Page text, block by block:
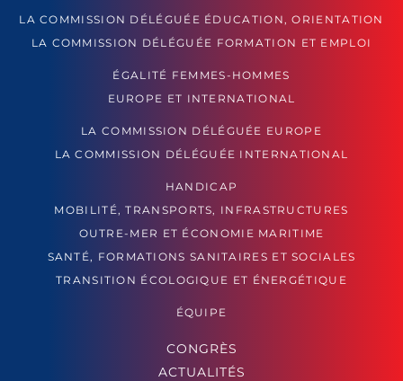
LA COMMISSION DÉLÉGUÉE ÉDUCATION, ORIENTATION
LA COMMISSION DÉLÉGUÉE FORMATION ET EMPLOI
ÉGALITÉ FEMMES-HOMMES
EUROPE ET INTERNATIONAL
LA COMMISSION DÉLÉGUÉE EUROPE
LA COMMISSION DÉLÉGUÉE INTERNATIONAL
HANDICAP
MOBILITÉ, TRANSPORTS, INFRASTRUCTURES
OUTRE-MER ET ÉCONOMIE MARITIME
SANTÉ, FORMATIONS SANITAIRES ET SOCIALES
TRANSITION ÉCOLOGIQUE ET ÉNERGÉTIQUE
ÉQUIPE
CONGRÈS
ACTUALITÉS